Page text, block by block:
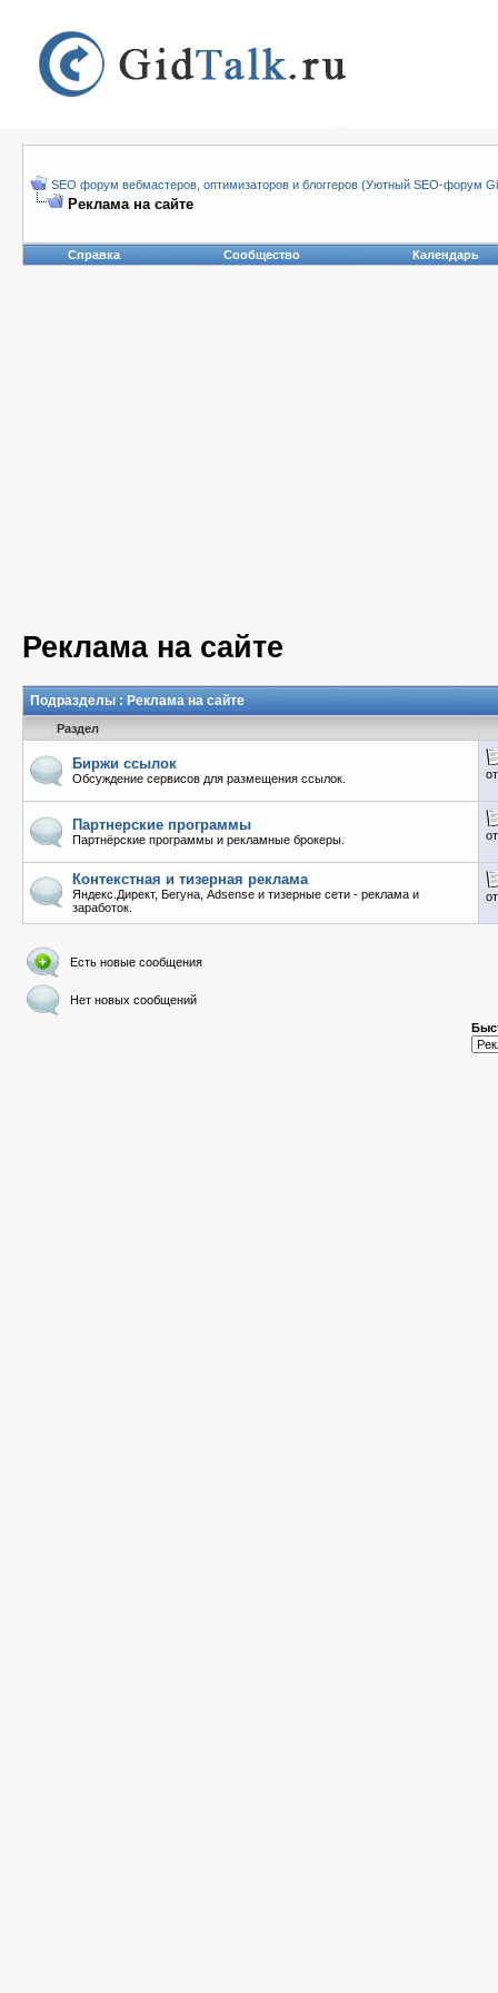
SEO форум вебмастеров, оптимизаторов и блоггеров (Уютный SEO-форум
Реклама на сайте
Справка Сообщество Календарь
Реклама на сайте
Подразделы : Реклама на сайте
Раздел
Биржи ссылок
Обсуждение сервисов для размещения ссылок.
Партнерские программы
Партнёрские программы и рекламные брокеры.
Контекстная и тизерная реклама
Яндекс.Директ, Бегуна, Adsense и тизерные сети - реклама и
заработок.
Есть новые сообщения
Нет новых сообщений